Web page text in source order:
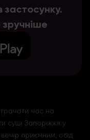
час на
суші Запоріжжя у
приємним, обід